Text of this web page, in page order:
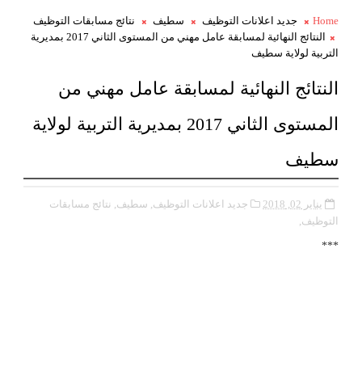
Home جديد اعلانات التوظيف سطيف
نتائج مسابقات التوظيف
النتائج النهائية لمسابقة عامل مهني من المستوى الثاني 2017 بمديرية
التربية لولاية سطيف
النتائج النهائية لمسابقة عامل مهني من
المستوى الثاني 2017 بمديرية التربية لولاية
سطيف
يناير 02, 2018 جديد اعلانات التوظيف, سطيف, نتائج مسابقات
التوظيف,
***